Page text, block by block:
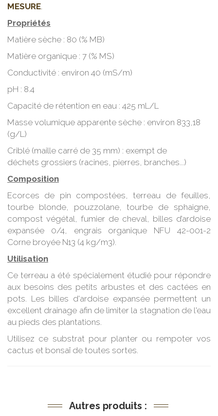
MESURE.
Propriétés
Matière sèche : 80 (% MB)
Matière organique : 7 (% MS)
Conductivité : environ 40 (mS/m)
pH : 8.4
Capacité de rétention en eau : 425 mL/L
Masse volumique apparente sèche : environ 833,18
(g/L)
Criblé (maille carré de 35 mm) : exempt de
déchets grossiers (racines, pierres, branches...)
Composition
Ecorces de pin compostées, terreau de feuilles,
tourbe blonde, pouzzolane, tourbe de sphaigne,
compost végétal, fumier de cheval, billes d’ardoise
expansée 0/4, engrais organique NFU 42-001-2
Corne broyée N13 (4 kg/m3).
Utilisation
Ce terreau a été spécialement étudié pour répondre
aux besoins des petits arbustes et des cactées en
pots. Les billes d'ardoise expansée permettent un
excellent drainage afin de limiter la stagnation de l'eau
au pieds des plantations.
Utilisez ce substrat pour planter ou rempoter vos
cactus et bonsaï de toutes sortes.
Autres produits :